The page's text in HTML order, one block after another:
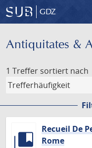
GDZ
Antiquitates &
1 Treffer sortiert nach
Recueil De
Rome